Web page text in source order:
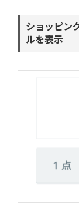
ショッピン
ルを表示